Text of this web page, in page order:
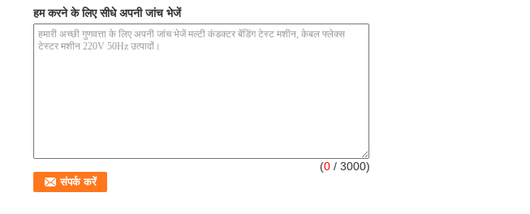
हम करने के लिए सीधे अपनी जांच भेजें
(0 / 3000)